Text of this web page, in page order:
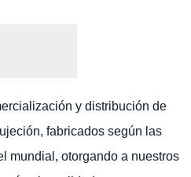
y distribución de
fabricados según las
mundial, otorgando a nuestros